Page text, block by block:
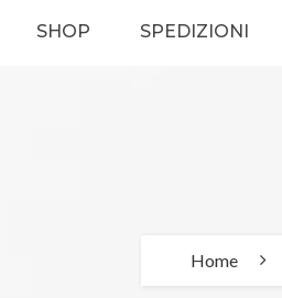
SHOP SPEDIZIONI
Home